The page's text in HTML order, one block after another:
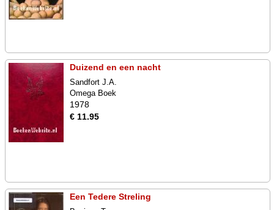
Duizend en een nacht
Sandfort J.A.
Omega Boek
1978
€ 11.95
Een Tedere Streling